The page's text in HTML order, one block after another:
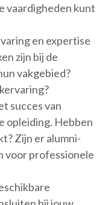
vaardigheden kunt
en expertise
zijn bij de
vakgebied?
succes van
opleiding. Hebben
Zijn er alumni-
voor professionele